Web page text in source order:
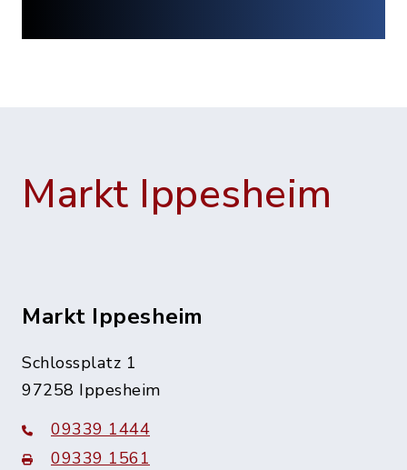
Markt Ippesheim
Markt Ippesheim
Schlossplatz 1
97258 Ippesheim
09339 1444
09339 1561